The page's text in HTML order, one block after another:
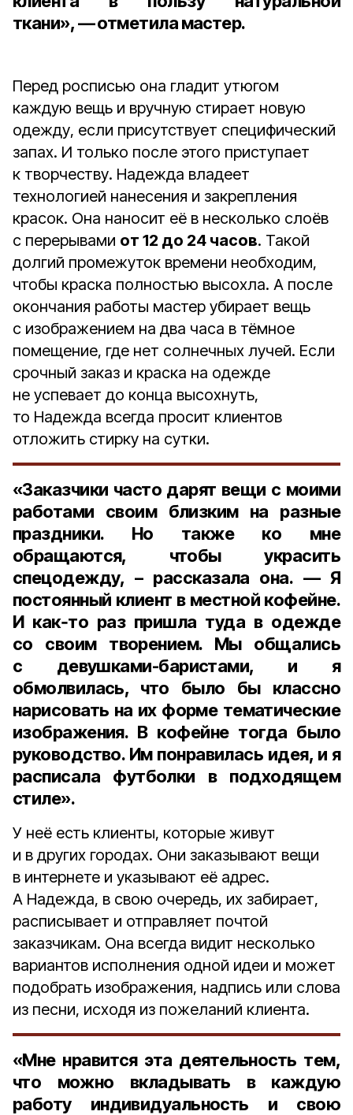
ткани», — отметила мастер.
Перед росписью она гладит утюгом
каждую вещь и вручную стирает новую
одежду, если присутствует специфический
запах. И только после этого приступает
к творчеству. Надежда владеет
технологией нанесения и закрепления
красок. Она наносит её в несколько слоёв
с перерывами от 12 до 24 часов. Такой
долгий промежуток времени необходим,
чтобы краска полностью высохла. А после
окончания работы мастер убирает вещь
с изображением на два часа в тёмное
помещение, где нет солнечных лучей. Если
срочный заказ и краска на одежде
не успевает до конца высохнуть,
то Надежда всегда просит клиентов
отложить стирку на сутки.
«Заказчики часто дарят вещи с моими
работами своим близким на разные
праздники. Но также ко мне
обращаются, чтобы украсить
спецодежду, – рассказала она. — Я
постоянный клиент в местной кофейне.
И как‑то раз пришла туда в одежде
со своим творением. Мы общались
с девушками-баристами, и я
обмолвилась, что было бы классно
нарисовать на их форме тематические
изображения. В кофейне тогда было
руководство. Им понравилась идея, и я
расписала футболки в подходящем
стиле».
У неё есть клиенты, которые живут
и в других городах. Они заказывают вещи
в интернете и указывают её адрес.
А Надежда, в свою очередь, их забирает,
расписывает и отправляет почтой
заказчикам. Она всегда видит несколько
вариантов исполнения одной идеи и может
подобрать изображения, надпись или слова
из песни, исходя из пожеланий клиента.
«Мне нравится эта деятельность тем,
что можно вкладывать в каждую
работу индивидуальность и свою